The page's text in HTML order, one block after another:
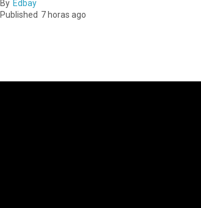
By Edbay
Published 7 horas ago